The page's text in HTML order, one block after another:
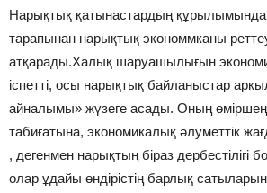
Нарықтық қатынастардың
тарапынан нарықтық экономмканы
атқарады.Халық шаруашылығын
іспетті, осы нарықтық байланыстар
айналымы» жүзеге асады. Оның
табиғатына, экономикалық әлуметтік
, дегенмен нарықтың біраз дербестілігі
олар ұдайы өндірістің барлық